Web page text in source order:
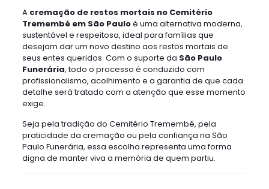
A cremação de restos mortais no Cemitério
Tremembé em São Pauloé uma alternativa moderna,
sustentável e respeitosa, ideal para famílias que
desejam dar um novo destino aos restos mortais de
seus entes queridos. Com o suporte da São Paulo
Funerária, todo o processo é conduzido com
profissionalismo, acolhimento e a garantia de que cada
detalhe será tratado com a atenção que esse momento
exige.
Seja pela tradição do Cemitério Tremembé, pela
praticidade da cremação ou pela confiança na São
Paulo Funerária, essa escolha representa uma forma
digna de manter viva a memória de quem partiu.